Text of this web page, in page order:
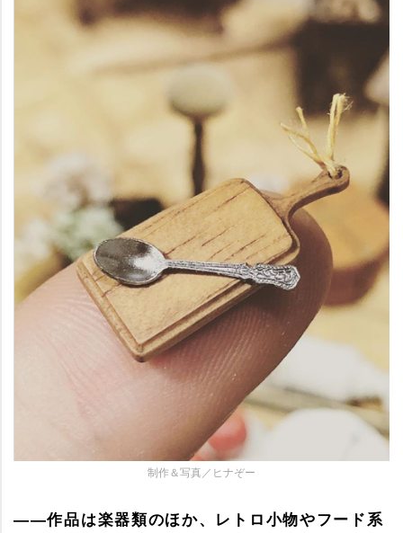
制作＆写真／ヒナぞー
――作品は楽器類のほか、レトロ小物やフード系